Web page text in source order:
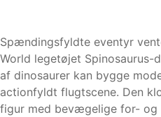
Spændingsfyldte eventyr
World legetøjet Spinosaurus-
af dinosaurer kan bygge
actionfyldt flugtscene. Den
figur med bevægelige for- og